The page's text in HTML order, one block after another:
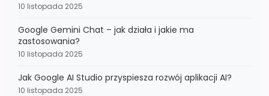
10 listopada 2025
Google Gemini Chat – jak działa i jakie ma
zastosowania?
10 listopada 2025
Jak Google AI Studio przyspiesza rozwój aplikacji AI?
10 listopada 2025